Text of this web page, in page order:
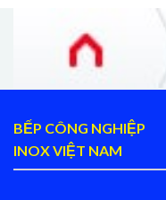
BẾP CÔNG NGHIỆP
INOX VIỆT NAM